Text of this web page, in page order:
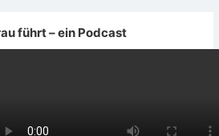
führt – ein Podcast